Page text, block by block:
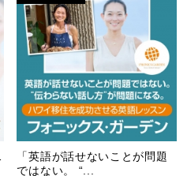
「英語が話せないことが問題
ではない。 “...